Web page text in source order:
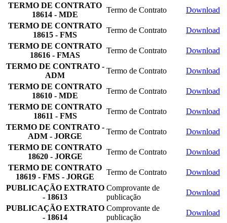
TERMO DE CONTRATO
18614 - MDE
Termo de Contrato
Download
TERMO DE CONTRATO
18615 - FMS
Termo de Contrato
Download
TERMO DE CONTRATO
18616 - FMAS
Termo de Contrato
Download
TERMO DE CONTRATO -
ADM
Termo de Contrato
Download
TERMO DE CONTRATO
18610 - MDE
Termo de Contrato
Download
TERMO DE CONTRATO
18611 - FMS
Termo de Contrato
Download
TERMO DE CONTRATO -
ADM - JORGE
Termo de Contrato
Download
TERMO DE CONTRATO
18620 - JORGE
Termo de Contrato
Download
TERMO DE CONTRATO
18619 - FMS - JORGE
Termo de Contrato
Download
PUBLICAÇÃO EXTRATO
- 18613
Comprovante de
publicação
Download
PUBLICAÇÃO EXTRATO
- 18614
Comprovante de
publicação
Download